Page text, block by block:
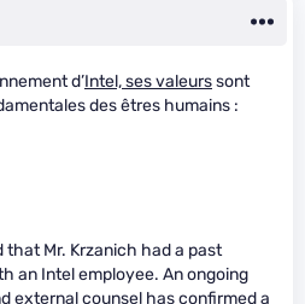
d’Intel, ses valeurssont
des êtres humains :
Mr. Krzanich had a past
an Intel employee. An ongoing
external counsel has confirmed a